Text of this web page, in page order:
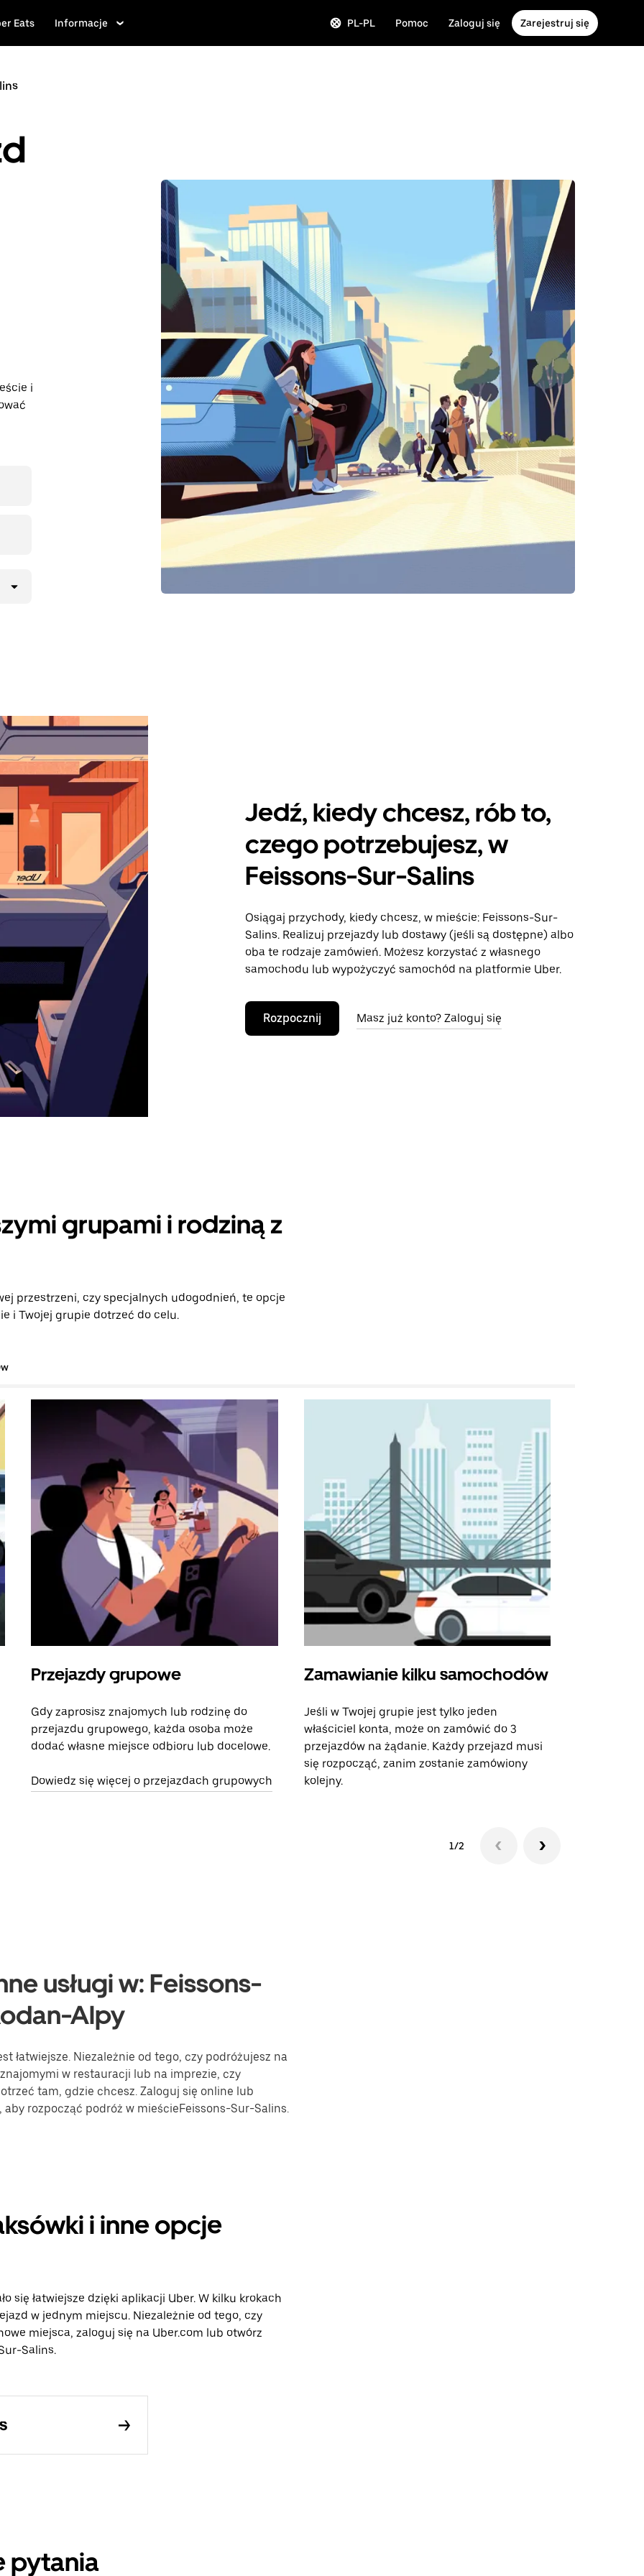
Eats Informacje PL-PL Pomoc Zaloguj się Zarejestruj się
i
Jedź, kiedy chcesz, rób to,
czego potrzebujesz, w
Feissons-Sur-Salins
Osiągaj przychody, kiedy chcesz, w mieście: Feissons-Sur-
Salins. Realizuj przejazdy lub dostawy (jeśli są dostępne) albo
oba te rodzaje zamówień. Możesz korzystać z własnego
samochodu lub wypożyczyć samochód na platformie Uber.
Rozpocznij Masz już konto? Zaloguj się
grupami i rodziną z
przestrzeni, czy specjalnych udogodnień, te opcje
i Twojej grupie dotrzeć do celu.
Przejazdy grupowe
Gdy zaprosisz znajomych lub rodzinę do
przejazdu grupowego, każda osoba może
dodać własne miejsce odbioru lub docelowe.
Dowiedz się więcej o przejazdach grupowych
Zamawianie kilku samochodów
Jeśli w Twojej grupie jest tylko jeden
właściciel konta, może on zamówić do 3
przejazdów na żądanie. Każdy przejazd musi
się rozpocząć, zanim zostanie zamówiony
kolejny.
1/2
usługi w: Feissons-
Alpy
łatwiejsze. Niezależnie od tego, czy podróżujesz na
w restauracji lub na imprezie, czy
tam, gdzie chcesz. Zaloguj się online lub
rozpocząć podróż w mieścieFeissons-Sur-Salins.
i inne opcje
się łatwiejsze dzięki aplikacji Uber. W kilku krokach
w jednym miejscu. Niezależnie od tego, czy
miejsca, zaloguj się na Uber.com lub otwórz
Salins.
pytania